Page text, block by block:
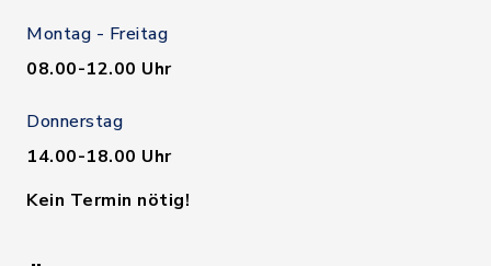
Montag - Freitag
08.00-12.00 Uhr
Donnerstag
14.00-18.00 Uhr
Kein Termin nötig!